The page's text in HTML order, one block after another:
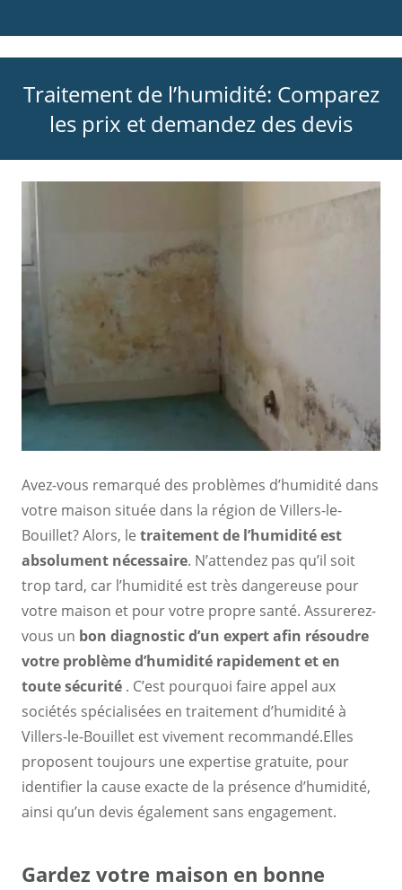
Traitement de l’humidité: Comparez
les prix et demandez des devis
Avez-vous remarqué des problèmes d’humidité dans
votre maison située dans la région de Villers-le-
Bouillet? Alors, le traitement de l’humidité est
absolument nécessaire. N’attendez pas qu’il soit
trop tard, car l’humidité est très dangereuse pour
votre maison et pour votre propre santé. Assurerez-
vous un bon diagnostic d’un expertafin résoudre
votre problème d’humidité rapidement et en
toute sécurité . C’est pourquoi faire appel aux
sociétés spécialisées en traitement d’humidité à
Villers-le-Bouillet est vivement recommandé.Elles
proposent toujours une expertise gratuite, pour
identifier la cause exacte de la présence d’humidité,
ainsi qu’un devis également sans engagement.
Gardez votre maison en bonne